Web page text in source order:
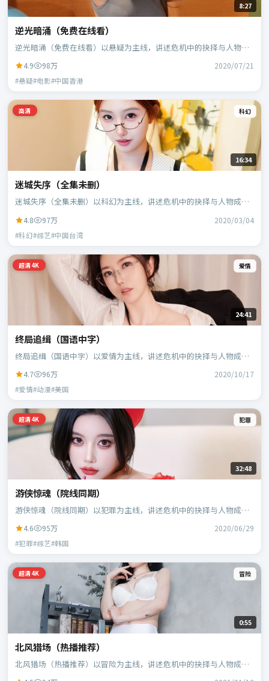
8:27
逆光暗涌（免费在线看）
逆光暗涌（免费在线看）以悬疑为主线，讲述危机中的抉择与人物成
4.9 98万 2020/07/21
#悬疑#电影#中国香港
高清 科幻
16:34
迷城失序（全集未删）
迷城失序（全集未删）以科幻为主线，讲述危机中的抉择与人物成
4.8 97万 2020/03/04
#科幻#综艺#中国台湾
超清4K 爱情
24:41
终局追缉（国语中字）
终局追缉（国语中字）以爱情为主线，讲述危机中的抉择与人物成
4.7 96万 2020/10/17
#爱情#动漫#美国
超清4K 犯罪
32:48
游侠惊魂（院线同期）
游侠惊魂（院线同期）以犯罪为主线，讲述危机中的抉择与人物成
4.6 95万 2020/06/29
#犯罪#综艺#韩国
超清4K 冒险
0:55
北风猎场（热播推荐）
北风猎场（热播推荐）以冒险为主线，讲述危机中的抉择与人物成